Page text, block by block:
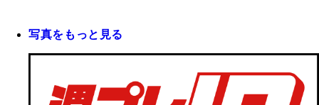
写真をもっと見る